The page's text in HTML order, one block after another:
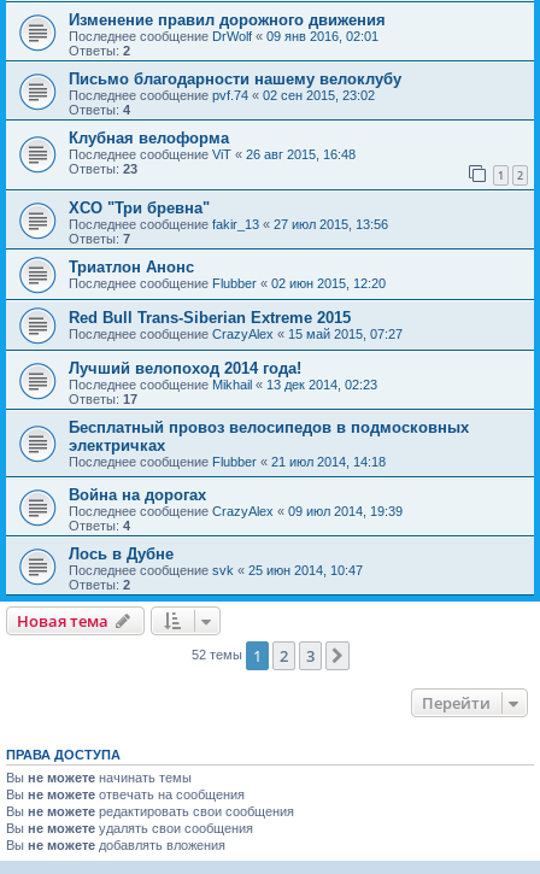
Изменение правил дорожного движения
Последнее сообщение DrWolf « 09 янв 2016, 02:01
Ответы: 2
Письмо благодарности нашему велоклубу
Последнее сообщение pvf.74 « 02 сен 2015, 23:02
Ответы: 4
Клубная велоформа
Последнее сообщение ViT « 26 авг 2015, 16:48
Ответы: 23 1 2
XCO "Три бревна"
Последнее сообщение fakir_13 « 27 июл 2015, 13:56
Ответы: 7
Триатлон Анонс
Последнее сообщение Flubber « 02 июн 2015, 12:20
Red Bull Trans-Siberian Extreme 2015
Последнее сообщение CrazyAlex « 15 май 2015, 07:27
Лучший велопоход 2014 года!
Последнее сообщение Mikhail « 13 дек 2014, 02:23
Ответы: 17
Бесплатный провоз велосипедов в подмосковных
электричках
Последнее сообщение Flubber « 21 июл 2014, 14:18
Война на дорогах
Последнее сообщение CrazyAlex « 09 июл 2014, 19:39
Ответы: 4
Лось в Дубне
Последнее сообщение svk « 25 июн 2014, 10:47
Ответы: 2
Новая тема
52 темы 1 2 3
Перейти
ПРАВА ДОСТУПА
Вы не можете начинать темы
Вы не можете отвечать на сообщения
Вы не можете редактировать свои сообщения
Вы не можете удалять свои сообщения
Вы не можете добавлять вложения